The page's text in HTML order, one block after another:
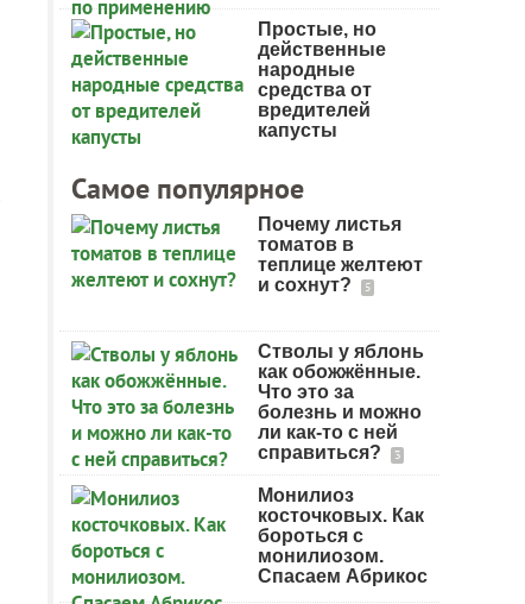
Простые, но
действенные
народные
средства от
вредителей
капусты
Самое популярное
Почему листья
томатов в
теплице желтеют
и сохнут?
5
Стволы у яблонь
как обожжённые.
Что это за
болезнь и можно
ли как-то с ней
справиться?
3
Монилиоз
косточковых. Как
бороться с
монилиозом.
Спасаем Абрикос